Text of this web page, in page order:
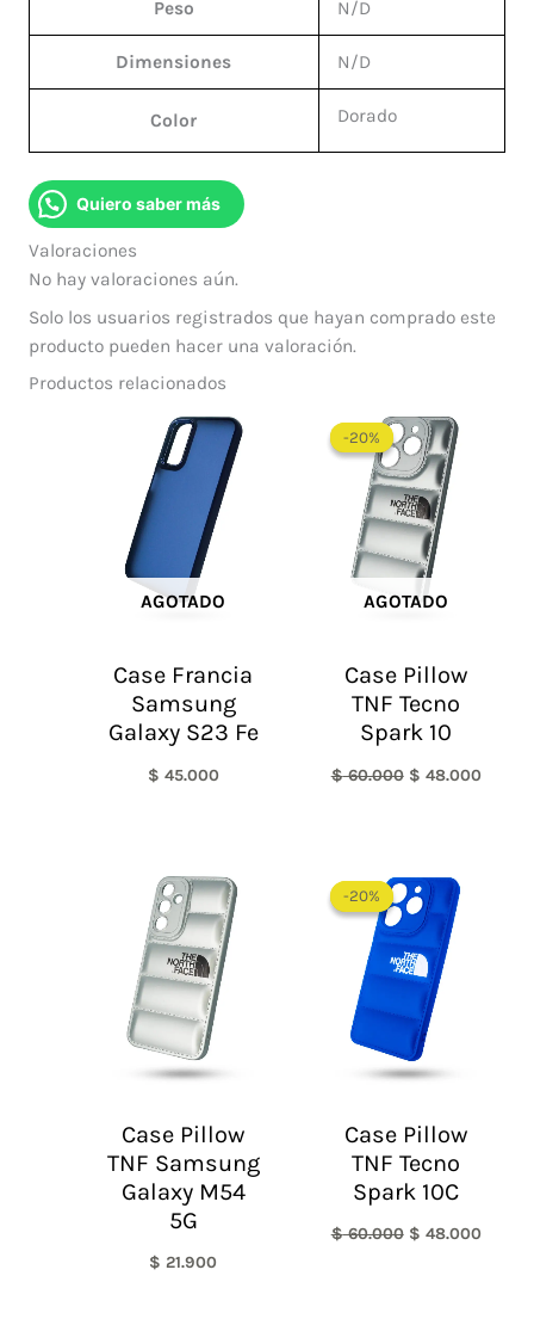
Peso N/D
Dimensiones N/D
Color Dorado
Quiero saber más
Valoraciones
No hay valoraciones aún.
Solo los usuarios registrados que hayan comprado este
producto pueden hacer una valoración.
Productos relacionados
AGOTADO
Case Francia
Samsung
Galaxy S23 Fe
$ 45.000
-20%
AGOTADO
-20%
Case Pillow
TNF Tecno
Spark 10
$60.000
precio
original
era:
$ 60.000.
$ 48.000
Case Pillow
TNF Samsung
Galaxy M54
5G
$ 21.900
-20%
-20%
Case Pillow
TNF Tecno
Spark 10C
$60.000
precio
original
era:
$ 60.000.
$ 48.000